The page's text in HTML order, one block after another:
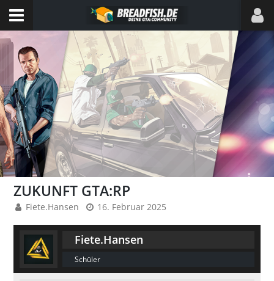
ZUKUNFT GTA:RP
Fiete.Hansen 16. Februar 2025
Fiete.Hansen
Schüler